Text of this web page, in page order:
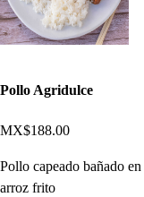
Pollo Agridulce
MX$188.00
Pollo capeado bañado
arroz frito